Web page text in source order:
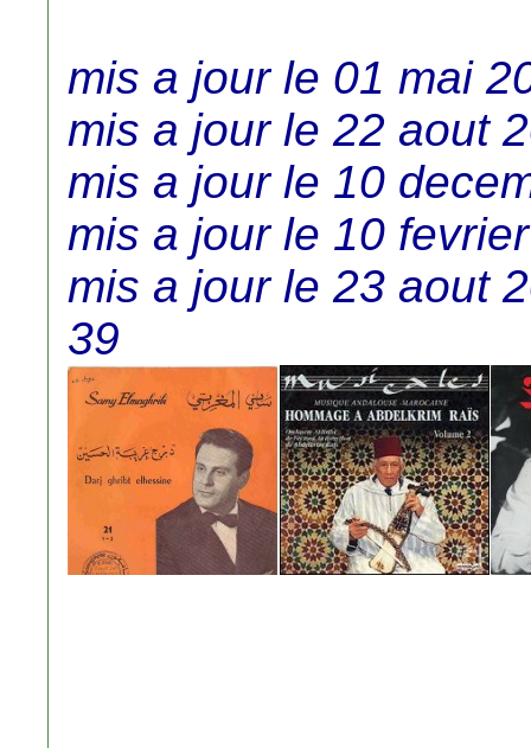
mis a jour le 01 mai
mis a jour le 22 aout
mis a jour le 10
mis a jour le 10
mis a jour le 23 aout
39